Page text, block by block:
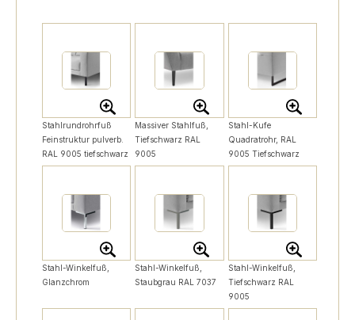
Stahlrundrohrfuß
Feinstruktur pulverb.
RAL 9005 tiefschwarz
Massiver Stahlfuß,
Tiefschwarz RAL
9005
Stahl-Kufe
Quadratrohr, RAL
9005 Tiefschwarz
Stahl-Winkelfuß,
Glanzchrom
Stahl-Winkelfuß,
Staubgrau RAL 7037
Stahl-Winkelfuß,
Tiefschwarz RAL
9005